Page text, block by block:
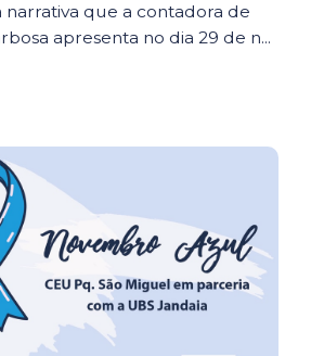
narrativa que a contadora de
apresenta no dia 29 de n...